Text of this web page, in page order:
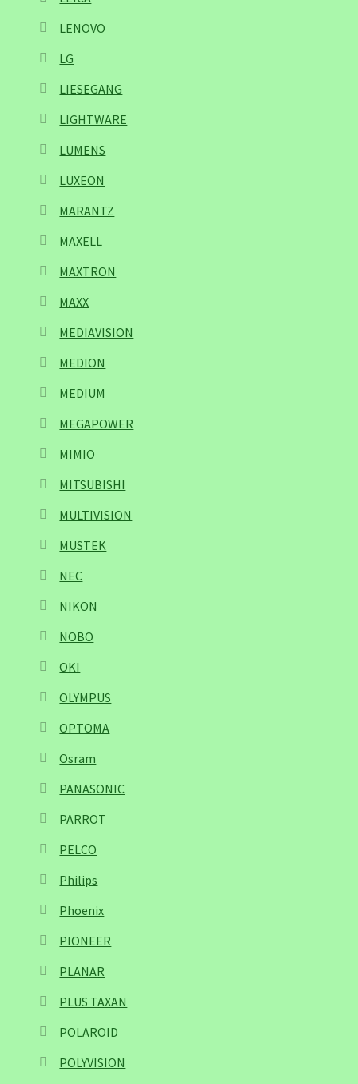
LENOVO
LG
LIESEGANG
LIGHTWARE
LUMENS
LUXEON
MARANTZ
MAXELL
MAXTRON
MAXX
MEDIAVISION
MEDION
MEDIUM
MEGAPOWER
MIMIO
MITSUBISHI
MULTIVISION
MUSTEK
NEC
NIKON
NOBO
OKI
OLYMPUS
OPTOMA
Osram
PANASONIC
PARROT
PELCO
Philips
Phoenix
PIONEER
PLANAR
PLUS TAXAN
POLAROID
POLYVISION